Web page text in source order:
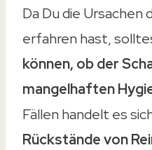
Da Du die Ursachen
erfahren hast,
können, ob der
mangelhaften
Fällen handelt es
Rückstände von